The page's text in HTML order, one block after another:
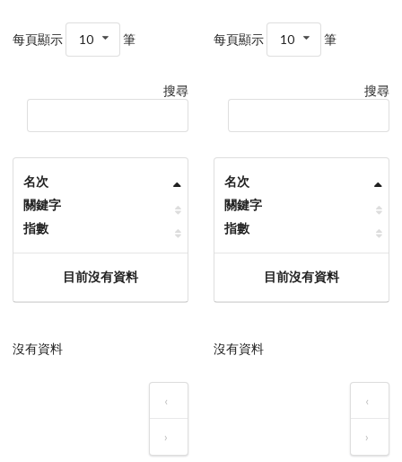
每頁顯示 10 筆
搜尋
名次
關鍵字
指數
目前沒有資料
沒有資料
‹
›
每頁顯示 10 筆
搜尋
名次
關鍵字
指數
目前沒有資料
沒有資料
‹
›